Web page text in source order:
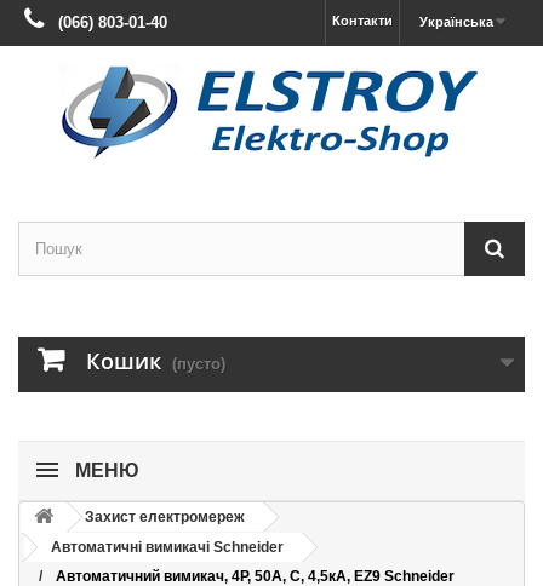
Українська
Контакти
(066) 803-01-40
Кошик (пусто)
МЕНЮ
Захист електромереж
Автоматичні вимикачі Schneider
Автоматичний вимикач, 4Р, 50А, С, 4,5кА, EZ9 Schneider